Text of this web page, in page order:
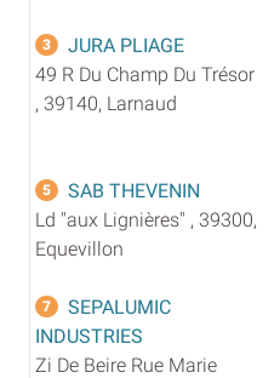
3
JURA PLIAGE
49 R Du Champ Du Trésor
, 39140, Larnaud
5
SAB THEVENIN
Ld "aux Lignières" , 39300,
Equevillon
7
SEPALUMIC
INDUSTRIES
Zi De Beire Rue Marie